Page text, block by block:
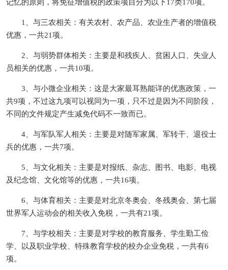
记忆的原则，将免征增值税的政策项目分为以下17类170项。
1、与三农相关：有关农村、农产品、农业生产者的增值税
优惠，一共21项。
2、与弱势群体相关：主要是和残疾人、贫困人口、失业人
员相关的优惠，一共10项。
3、与小微企业相关：这是大家最耳熟能详的优惠政策，一
共9项，不过这九项可以视同为一项，只不过是因为不同阶段，
不同的文件规定产生减免代码不一致而已。
4、与军队军人相关：主要是对随军家属、军转干、退役士
兵的优惠，一共7项。
5、与文化相关：主要是对报纸、杂志、图书、电影、电视
及纪念馆、文化馆等的优惠，一共16项。
6、与体育相关：主要是对北京冬奥会、冬残奥会、第七届
世界军人运动会的相关收入免税，一共有21项。
7、与学校相关：主要是对学校的教育服务、学生勤工俭
学、以及职业学校、特殊教育学校的校办企业免税，一共有6
项。